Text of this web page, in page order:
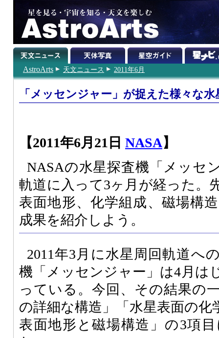
AstroArts 天文ニュース 2011年6月
「メッセンジャー」が捉えた様々な
【2011年6月21日 NASA】
NASAの水星探査機「メッセ
軌道に入って3ヶ月が経った。
表面地形、化学組成、磁場構
成果を紹介しよう。
2011年3月に水星周回軌道へ
機「メッセンジャー」は4月は
っている。今回、その結果の
の詳細な構造」「水星表面の化
表面地形と磁場構造」の3項